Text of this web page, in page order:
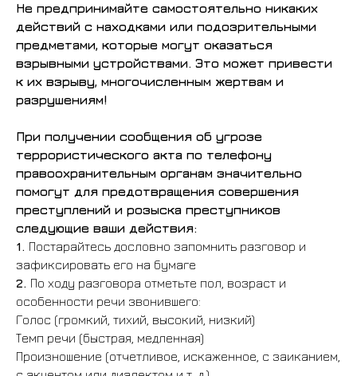
Не предпринимайте самостоятельно никаких
действий с находками или подозрительными
предметами, которые могут оказаться
взрывными устройствами. Это может привести
к их взрыву, многочисленным жертвам и
разрушениям!
При получении сообщения об угрозе
террористического акта по телефону
правоохранительным органам значительно
помогут для предотвращения совершения
преступлений и розыска преступников
следующие ваши действия:
1. Постарайтесь дословно запомнить разговор и
зафиксировать его на бумаге
2. По ходу разговора отметьте пол, возраст и
особенности речи звонившего:
Голос (громкий, тихий, высокий, низкий)
Темп речи (быстрая, медленная)
Произношение (отчетливое, искаженное, с заиканием,